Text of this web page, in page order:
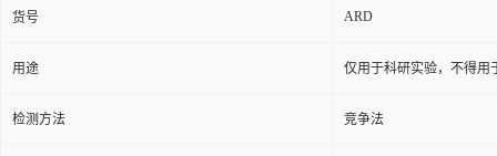
货号 ARD
用途 仅用于科研实验，不得用
检测方法 竞争法